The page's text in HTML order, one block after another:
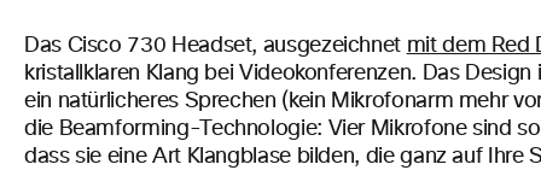
Das Cisco 730 Headset, ausgezeichnet mit dem Red
kristallklaren Klang bei Videokonferenzen. Das
ein natürlicheres Sprechen (kein Mikrofonarm mehr
die Beamforming-Technologie: Vier Mikrofone sind
dass sie eine Art Klangblase bilden, die ganz auf Ihre